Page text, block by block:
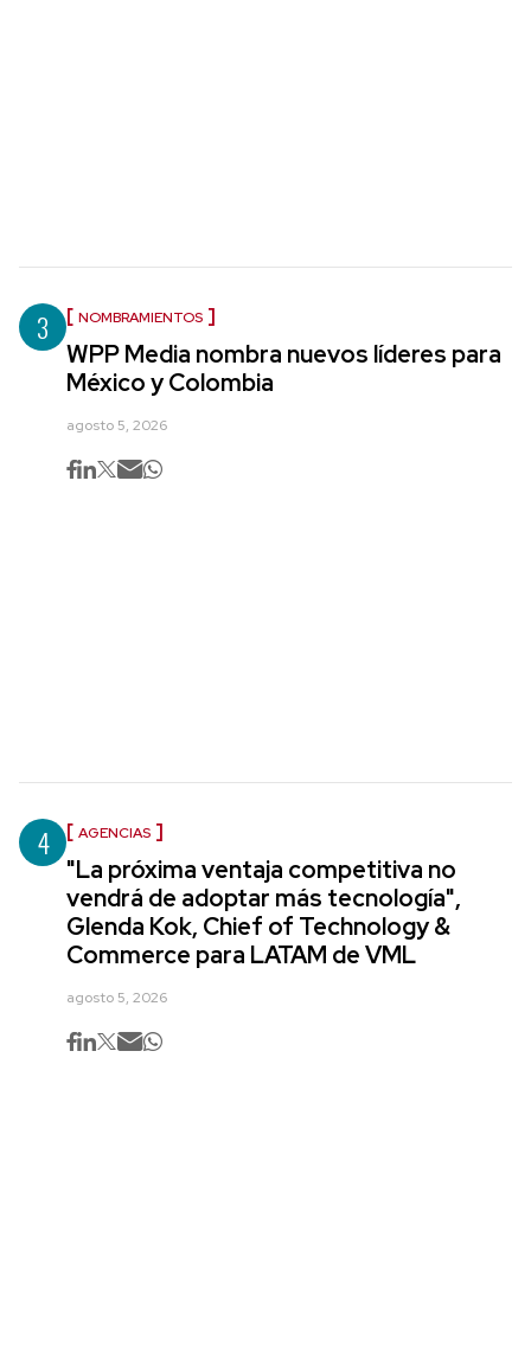
3 NOMBRAMIENTOS
WPP Media nombra nuevos líderes para
México y Colombia
agosto 5, 2026
4 AGENCIAS
"La próxima ventaja competitiva no
vendrá de adoptar más tecnología",
Glenda Kok, Chief of Technology &
Commerce para LATAM de VML
agosto 5, 2026